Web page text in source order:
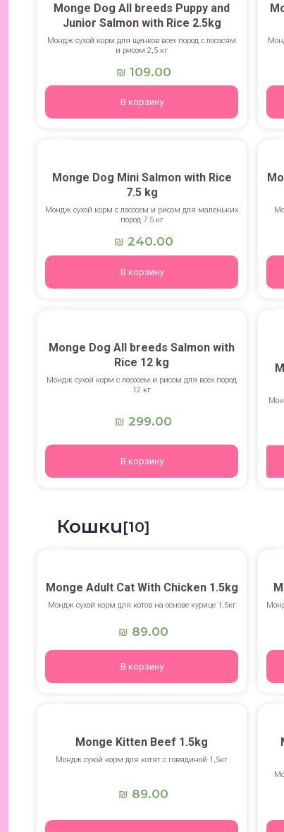
Monge Dog All breeds Puppy and
Junior Salmon with Rice 2.5kg
Мондж сухой корм для щенков всех пород с лососям
и рисом 2,5 кг
₪ 109.00
В корзину
Monge Dog Mini Salmon with Rice
7.5 kg
Мондж сухой корм с лососем и рисом для маленьких
пород 7.5 кг
₪ 240.00
В корзину
Monge Dog All breeds Salmon with
Rice 12 kg
Мондж сухой корм с лососем и рисом для всех пород
12 кг
₪ 299.00
В корзину
Кошки[10]
Monge Adult Cat With Chicken 1.5kg
Мондж сухой корм для котов на основе курице 1,5кг
₪ 89.00
В корзину
Monge Kitten Beef 1.5kg
Мондж сухой корм для котят с говядиной 1,5кг
₪ 89.00